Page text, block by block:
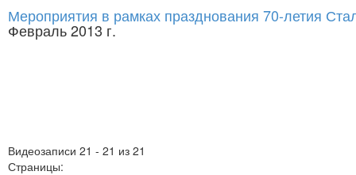
Мероприятия в рамках празднования 70-летия
Февраль 2013 г.
Видеозаписи 21 - 21 из 21
Страницы: